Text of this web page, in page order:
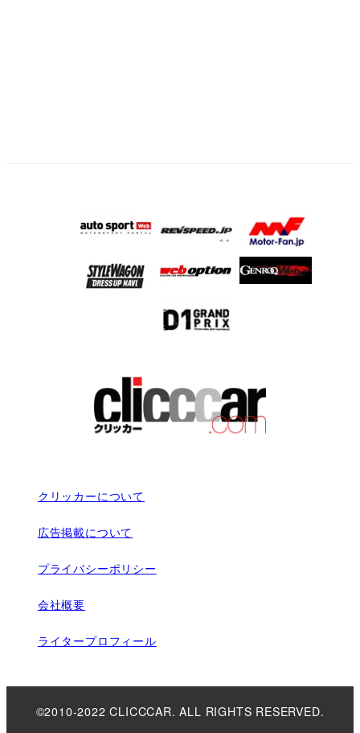
クリッカーについて
広告掲載について
プライバシーポリシー
会社概要
ライタープロフィール
©2010-2022 CLICCCAR. ALL RIGHTS RESERVED.